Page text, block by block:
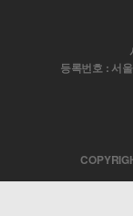
등록번호 : 서